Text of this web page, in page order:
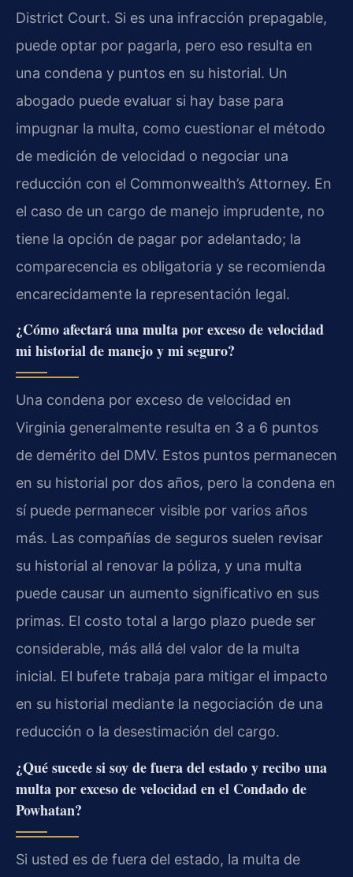
District Court. Si es una infracción prepagable,
puede optar por pagarla, pero eso resulta en
una condena y puntos en su historial. Un
abogado puede evaluar si hay base para
impugnar la multa, como cuestionar el método
de medición de velocidad o negociar una
reducción con el Commonwealth’s Attorney. En
el caso de un cargo de manejo imprudente, no
tiene la opción de pagar por adelantado; la
comparecencia es obligatoria y se recomienda
encarecidamente la representación legal.
¿Cómo afectará una multa por exceso de velocidad
mi historial de manejo y mi seguro?
Una condena por exceso de velocidad en
Virginia generalmente resulta en 3 a 6 puntos
de demérito del DMV. Estos puntos permanecen
en su historial por dos años, pero la condena en
sí puede permanecer visible por varios años
más. Las compañías de seguros suelen revisar
su historial al renovar la póliza, y una multa
puede causar un aumento significativo en sus
primas. El costo total a largo plazo puede ser
considerable, más allá del valor de la multa
inicial. El bufete trabaja para mitigar el impacto
en su historial mediante la negociación de una
reducción o la desestimación del cargo.
¿Qué sucede si soy de fuera del estado y recibo una
multa por exceso de velocidad en el Condado de
Powhatan?
Si usted es de fuera del estado, la multa de